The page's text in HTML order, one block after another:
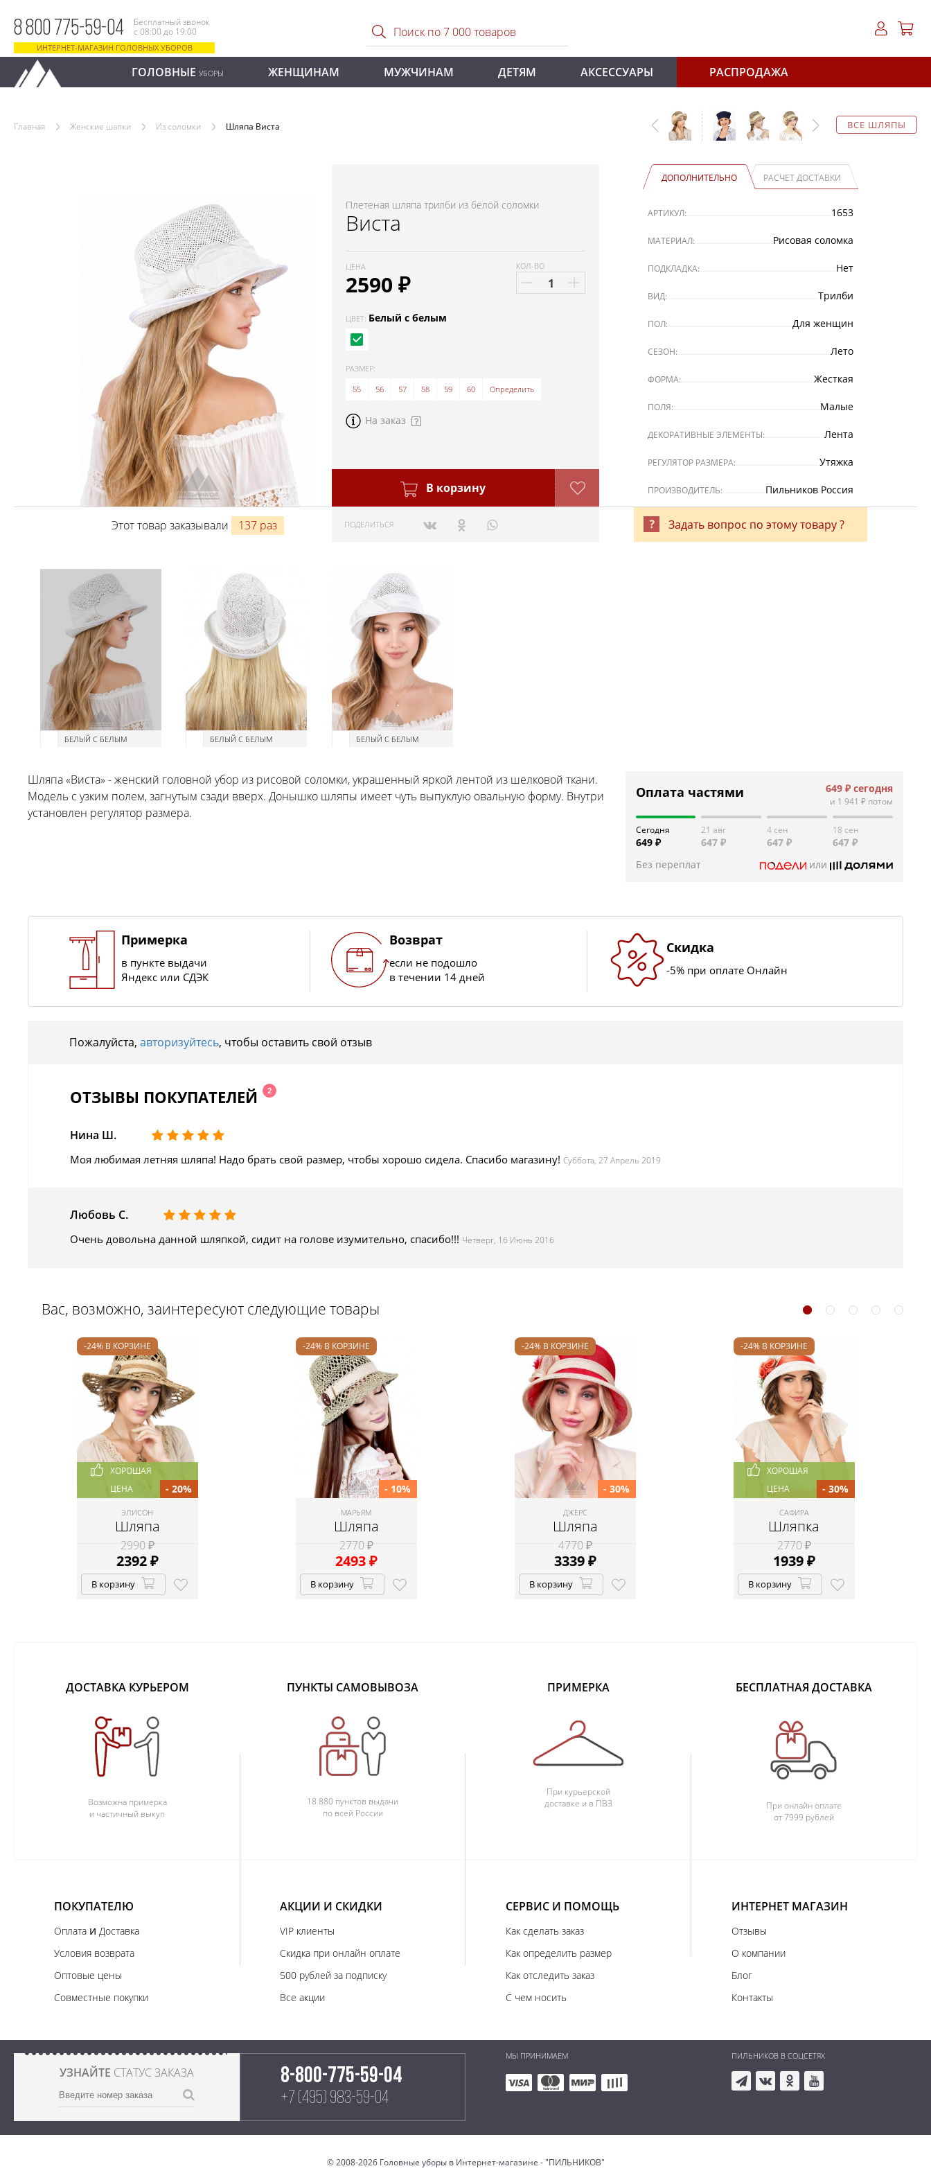
8 800 775-59-04
Бесплатный звонок
с 08:00 до 19:00
ИНТЕРНЕТ-МАГАЗИН ГОЛОВНЫХ УБОРОВ
ГОЛОВНЫЕ УБОРЫ ЖЕНЩИНАМ МУЖЧИНАМ ДЕТЯМ АКСЕССУАРЫ РАСПРОДАЖА
ВСЕ ШЛЯПЫ
Главная Женские шапки Из соломки Шляпа Виста
Плетеная шляпа трилби из белой соломки
Виста
ЦЕНА
2590 ₽
КОЛ-ВО
ЦВЕТ: Белый с белым
РАЗМЕР:
55
56 57 58 59 60 Определить
На заказ
В корзину
ПОДЕЛИТЬСЯ
ДОПОЛНИТЕЛЬНО РАСЧЕТ ДОСТАВКИ
АРТИКУЛ: 1653
МАТЕРИАЛ: Рисовая соломка
ПОДКЛАДКА: Нет
ВИД: Трилби
ПОЛ: Для женщин
СЕЗОН: Лето
ФОРМА: Жесткая
ПОЛЯ: Малые
ДЕКОРАТИВНЫЕ ЭЛЕМЕНТЫ: Лента
РЕГУЛЯТОР РАЗМЕРА: Утяжка
ПРОИЗВОДИТЕЛЬ: Пильников Россия
Этот товар заказывали 137 раз Задать вопрос по этому товару ?
БЕЛЫЙ С БЕЛЫМ БЕЛЫЙ С БЕЛЫМ БЕЛЫЙ С БЕЛЫМ
Шляпа «Виста» - женский головной убор из рисовой соломки, украшенный яркой лентой из шелковой ткани.
Модель с узким полем, загнутым сзади вверх. Донышко шляпы имеет чуть выпуклую овальную форму. Внутри
установлен регулятор размера.
Оплата частями 649 ₽сегодня
и 1 941 ₽потом
Сегодня
649 ₽
21 авг
647 ₽
4 сен
647 ₽
18 сен
647 ₽
Без переплат
или
Примерка
в пункте выдачи
Яндекс или СДЭК
Возврат
если не подошло
в течении 14 дней
Скидка
-5% при оплате Онлайн
Пожалуйста, авторизуйтесь, чтобы оставить свой отзыв
ОТЗЫВЫ ПОКУПАТЕЛЕЙ 2
Нина Ш.
Моя любимая летняя шляпа! Надо брать свой размер, чтобы хорошо сидела. Спасибо магазину! Суббота, 27 Апрель 2019
Любовь С.
Очень довольна данной шляпкой, сидит на голове изумительно, спасибо!!! Четверг, 16 Июнь 2016
Вас, возможно, заинтересуют следующие товары
-24% В КОРЗИНЕ
ХОРОШАЯ
ЦЕНА
ЭЛИСОН
Шляпа
2990 ₽
2392₽
- 20%
В корзину
-24% В КОРЗИНЕ
МАРЬЯМ
Шляпа
2770 ₽
2493₽
- 10%
В корзину
-24% В КОРЗИНЕ
ДЖЕРС
Шляпа
4770 ₽
3339₽
- 30%
В корзину
-24% В КОРЗИНЕ
ХОРОШАЯ
ЦЕНА
САФИРА
Шляпка
2770 ₽
1939₽
- 30%
В корзину
ДОСТАВКА КУРЬЕРОМ
Возможна примерка
и частичный выкуп
ПУНКТЫ САМОВЫВОЗА
18 880 пунктов выдачи
по всей России
ПРИМЕРКА
При курьерской
доставке и в ПВЗ
БЕСПЛАТНАЯ ДОСТАВКА
При онлайн оплате
от 7999 рублей
ПОКУПАТЕЛЮ
Оплата и Доставка
Условия возврата
Оптовые цены
Совместные покупки
АКЦИИ И СКИДКИ
VIP клиенты
Скидка при онлайн оплате
500 рублей за подписку
Все акции
СЕРВИС И ПОМОЩЬ
Как сделать заказ
Как определить размер
Как отследить заказ
С чем носить
ИНТЕРНЕТ МАГАЗИН
Отзывы
О компании
Блог
Контакты
УЗНАЙТЕ СТАТУС ЗАКАЗА 8-800-775-59-04
+7 (495) 983-59-04
МЫ ПРИНИМАЕМ ПИЛЬНИКОВ В СОЦСЕТЯХ
© 2008-2026 Головные уборы в Интернет-магазине - "ПИЛЬНИКОВ"